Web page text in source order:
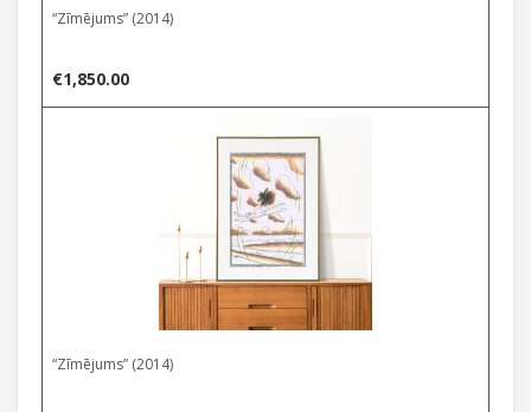
“Zīmējums” (2014)
€1,850.00
“Zīmējums” (2014)